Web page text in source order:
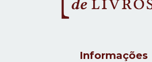
Informações